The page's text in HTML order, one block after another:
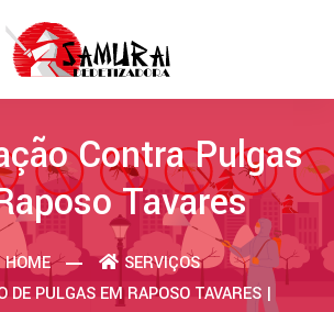
Contra Pulgas
Tavares
HOME
SERVIÇOS
DE PULGAS EM RAPOSO TAVARES |